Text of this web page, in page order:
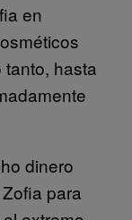
en
hasta
dinero
para